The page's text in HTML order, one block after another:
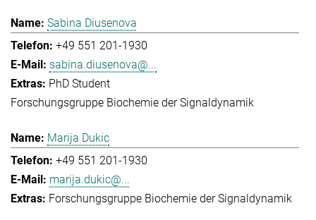
Sabina Diusenova
+49 551 201-1930
sabina.diusenova@...
PhD Student
Forschungsgruppe Biochemie der Signaldynamik
Marija Dukic
+49 551 201-1930
marija.dukic@...
Forschungsgruppe Biochemie der Signaldynamik